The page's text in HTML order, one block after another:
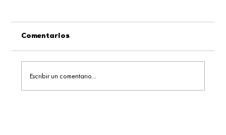
Comentarios
Escribir un comentario...